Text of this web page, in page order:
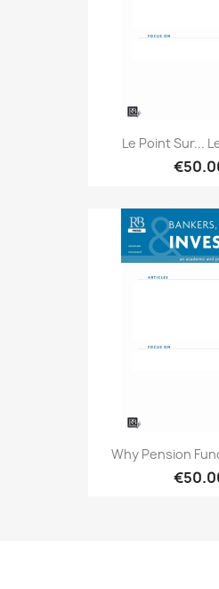
Le Point Sur...
Why Pension